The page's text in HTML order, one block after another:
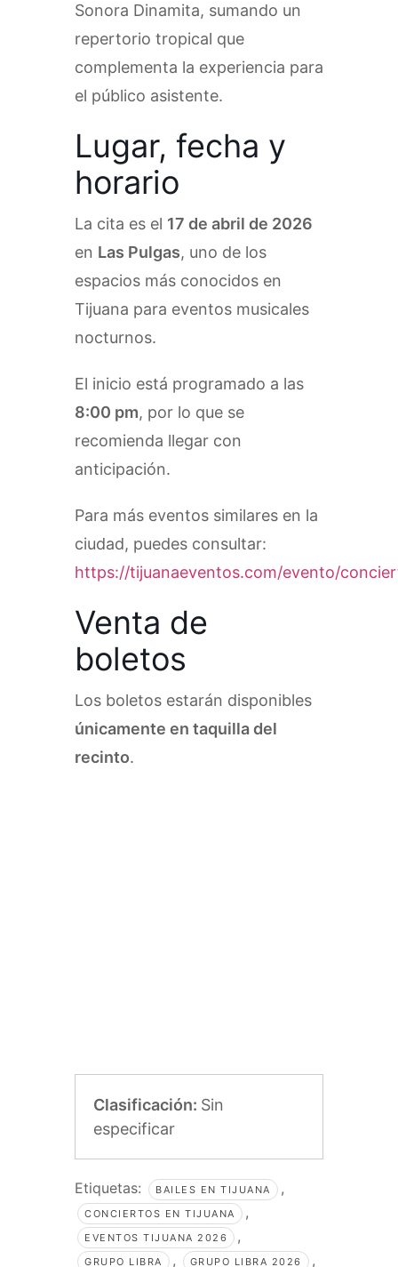
Sonora Dinamita, sumando un
repertorio tropical que
complementa la experiencia para
el público asistente.
Lugar, fecha y
horario
La cita es el 17 de abril de 2026
en Las Pulgas, uno de los
espacios más conocidos en
Tijuana para eventos musicales
nocturnos.
El inicio está programado a las
8:00 pm, por lo que se
recomienda llegar con
anticipación.
Para más eventos similares en la
ciudad, puedes consultar:
https://tijuanaeventos.com/evento/
Venta de
boletos
Los boletos estarán disponibles
únicamente en taquilla del
recinto.
Clasificación: Sin
especificar
Etiquetas: BAILES EN TIJUANA ,
CONCIERTOS EN TIJUANA ,
EVENTOS TIJUANA 2026 ,
GRUPO LIBRA , GRUPO LIBRA 2026 ,